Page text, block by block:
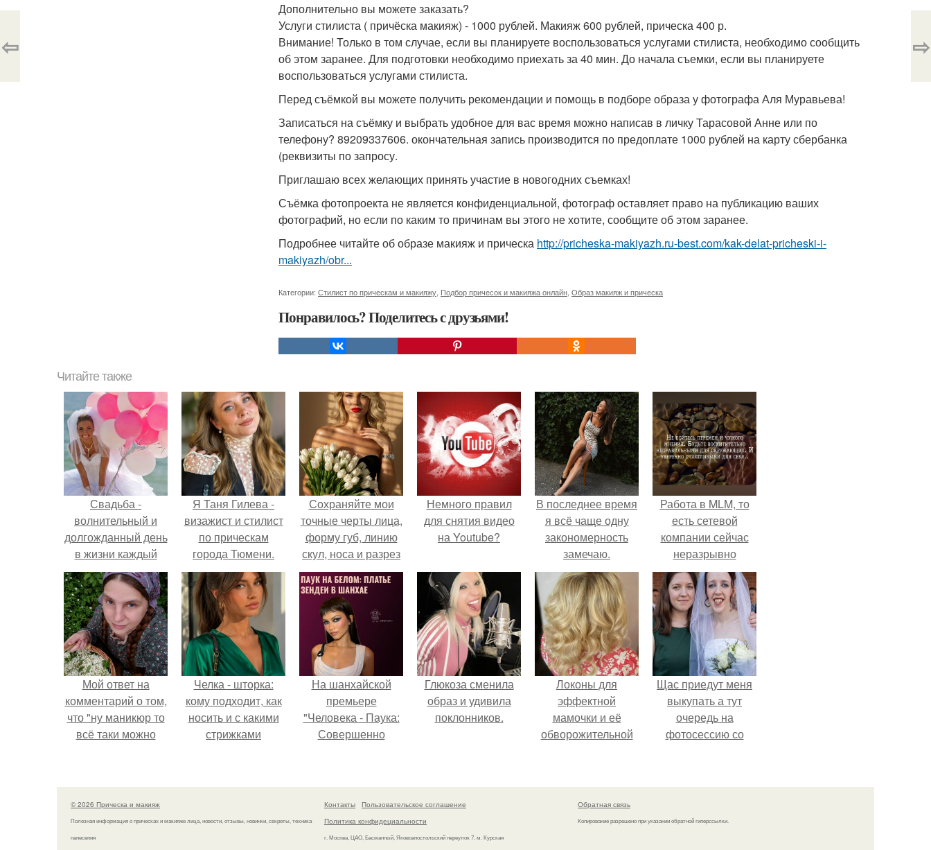
Дополнительно вы можете заказать?
Услуги стилиста ( причёска макияж) - 1000 рублей. Макияж 600 рублей, прическа 400 р.
Внимание! Только в том случае, если вы планируете воспользоваться услугами стилиста, необходимо сообщить
об этом заранее. Для подготовки необходимо приехать за 40 мин. До начала съемки, если вы планируете
воспользоваться услугами стилиста.
Перед съёмкой вы можете получить рекомендации и помощь в подборе образа у фотографа Аля Муравьева!
Записаться на съёмку и выбрать удобное для вас время можно написав в личку Тарасовой Анне или по
телефону? 89209337606. окончательная запись производится по предоплате 1000 рублей на карту сбербанка
(реквизиты по запросу.
Приглашаю всех желающих принять участие в новогодних съемках!
Съёмка фотопроекта не является конфиденциальной, фотограф оставляет право на публикацию ваших
фотографий, но если по каким то причинам вы этого не хотите, сообщите об этом заранее.
Подробнее читайте об образе макияж и прическа http://pricheska-makiyazh.ru-best.com/kak-delat-pricheski-i-
makiyazh/obr...
Категории: Стилист по прическам и макияжу Подбор причесок и макияжа онлайн Образ макияж и прическа
Понравилось? Поделитесь с друзьями!
⇦ ⇨
Читайте также
Свадьба -
волнительный и
долгожданный день
в жизни каждый
девушки.
Я Таня Гилева -
визажист и стилист
по прическам
города Тюмени.
Сохраняйте мои
точные черты лица,
форму губ, линию
скул, носа и разрез
глаз.
Немного правил
для снятия видео
на Youtube?
В последнее время
я всё чаще одну
закономерность
замечаю.
Работа в MLM, то
есть сетевой
компании сейчас
неразрывно
связана с создание
своего контента,
своей страницы в
соц сетях.
Мой ответ на
комментарий о том,
что "ну маникюр то
всё таки можно
Челка - шторка:
кому подходит, как
носить и с какими
стрижками
На шанхайской
премьере
"Человека - Паука:
Совершенно
просто очередной
наряд, а настоящий
артефакт высокой
моды.
Глюкоза сменила
образ и удивила
поклонников.
Локоны для
эффектной
мамочки и её
обворожительной
Щас приедут меня
выкупать а тут
очередь на
фотосессию со
© 2026 Прическа и макияж
Полезная информация о прическах и макияже лица, новости, отзывы, новинки, секреты, техника
нанесения
Контакты
Пользовательское соглашение
Политика конфидециальности
г. Москва, ЦАО, Басманный, Яковоапостольский переулок 7, м. Курская
Обратная связь
Копирование разрешено при указании обратной гиперссылки.